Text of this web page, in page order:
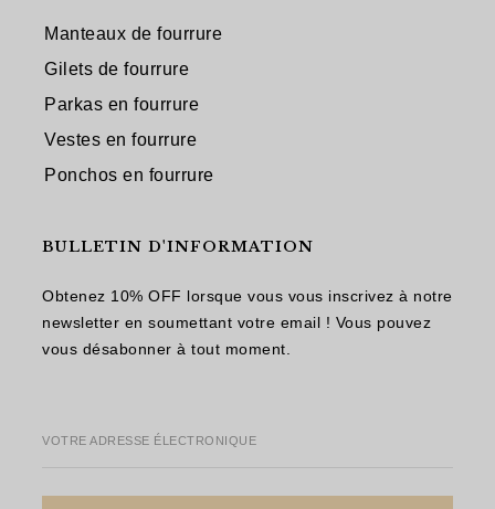
Manteaux de fourrure
Gilets de fourrure
Parkas en fourrure
Vestes en fourrure
Ponchos en fourrure
BULLETIN D'INFORMATION
Obtenez 10% OFF lorsque vous vous inscrivez à notre
newsletter en soumettant votre email ! Vous pouvez
vous désabonner à tout moment.
VOTRE ADRESSE ÉLECTRONIQUE